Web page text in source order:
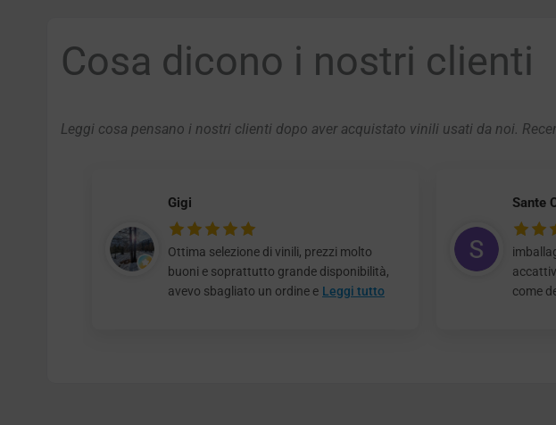
Cosa dicono i nostri clienti
Leggi cosa pensano i nostri clienti dopo aver acquistato vinili usati da noi.
Gigi
Ottima selezione di vinili, prezzi molto
buoni e soprattutto grande disponibilità,
avevo sbagliato un ordine e Leggi tutto
Sante
come